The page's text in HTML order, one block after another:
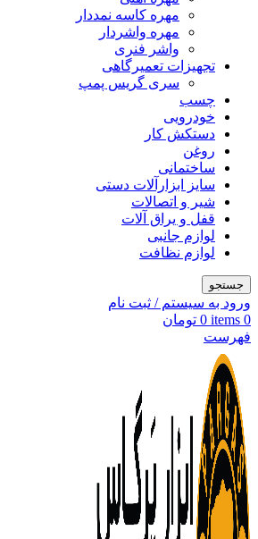
مهره کاسه نمددار
مهره واشردار
واشر فنری
تجهیزات تعمیرگاهی
سری گریس پمپ
چسب
خودرویی
دستکش کار
روغن
ساختمانی
سایز ابزارآلات دستی
شیر و اتصالات
قفل و یراق آلات
لوازم جانبی
لوازم نظافت
جستجو
ورود به سیستم / ثبت نام
0
items
0 تومان
فهرست